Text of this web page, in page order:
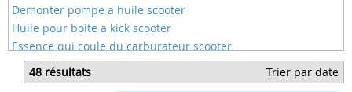
Demonter pompe a huile scooter
Huile pour boite a kick scooter
Essence qui coule du carburateur scooter
Regler l'arrivé d'huile d'un scooter
Quelle huile 2 temps pour scooter
48 résultats Trier par date